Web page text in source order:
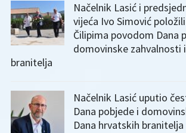
Načelnik Lasić i
vijeća Ivo Simović
Čilipima povodom Dana
domovinske zahvalnosti
branitelja
Načelnik Lasić uputio
Dana pobjede i
Dana hrvatskih branitelja